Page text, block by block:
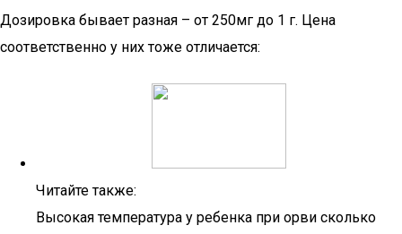
Дозировка бывает разная – от 250мг до 1 г. Цена
соответственно у них тоже отличается:
Читайте также:
Высокая температура у ребенка при орви сколько